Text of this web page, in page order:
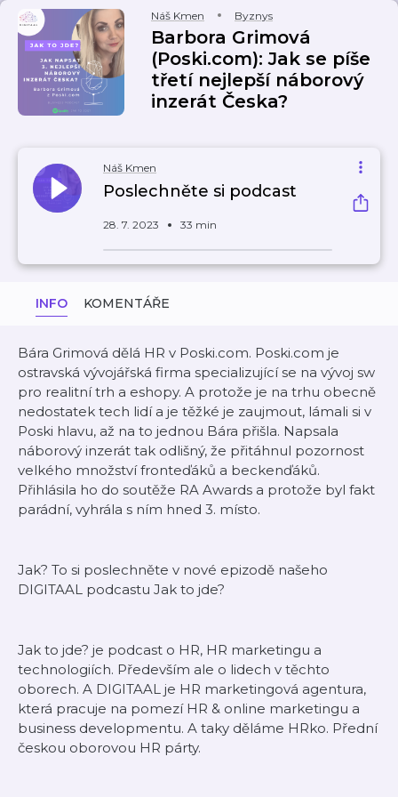
Náš Kmen Byznys
Barbora Grimová
(Poski.com): Jak se píše
třetí nejlepší náborový
inzerát Česka?
Náš Kmen
Poslechněte si podcast
28. 7. 2023 33 min
INFO KOMENTÁŘE
Bára Grimová dělá HR v Poski.com. Poski.com je
ostravská vývojářská firma specializující se na vývoj sw
pro realitní trh a eshopy. A protože je na trhu obecně
nedostatek tech lidí a je těžké je zaujmout, lámali si v
Poski hlavu, až na to jednou Bára přišla. Napsala
náborový inzerát tak odlišný, že přitáhnul pozornost
velkého množství fronteďáků a beckenďáků.
Přihlásila ho do soutěže RA Awards a protože byl fakt
parádní, vyhrála s ním hned 3. místo.
Jak? To si poslechněte v nové epizodě našeho
DIGITAAL podcastu Jak to jde?
Jak to jde? je podcast o HR, HR marketingu a
technologiích. Především ale o lidech v těchto
oborech. A DIGITAAL je HR marketingová agentura,
která pracuje na pomezí HR & online marketingu a
business developmentu. A taky děláme HRko. Přední
českou oborovou HR párty.